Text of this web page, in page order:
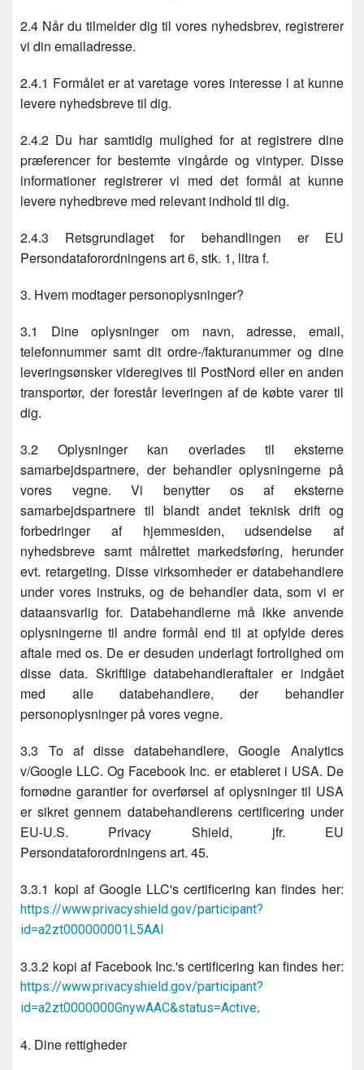
2.4 Når du tilmelder dig til vores nyhedsbrev, registrerer
vi din emailadresse.
2.4.1 Formålet er at varetage vores interesse i at kunne
levere nyhedsbreve til dig.
2.4.2 Du har samtidig mulighed for at registrere dine
præferencer for bestemte vingårde og vintyper. Disse
informationer registrerer vi med det formål at kunne
levere nyhedbreve med relevant indhold til dig.
2.4.3 Retsgrundlaget for behandlingen er EU
Persondataforordningens art 6, stk. 1, litra f.
3. Hvem modtager personoplysninger?
3.1 Dine oplysninger om navn, adresse, email,
telefonnummer samt dit ordre-/fakturanummer og dine
leveringsønsker videregives til PostNord eller en anden
transportør, der forestår leveringen af de købte varer til
dig.
3.2 Oplysninger kan overlades til eksterne
samarbejdspartnere, der behandler oplysningerne på
vores vegne. Vi benytter os af eksterne
samarbejdspartnere til blandt andet teknisk drift og
forbedringer af hjemmesiden, udsendelse af
nyhedsbreve samt målrettet markedsføring, herunder
evt. retargeting. Disse virksomheder er databehandlere
under vores instruks, og de behandler data, som vi er
dataansvarlig for. Databehandlerne må ikke anvende
oplysningerne til andre formål end til at opfylde deres
aftale med os. De er desuden underlagt fortrolighed om
disse data. Skriftlige databehandleraftaler er indgået
med alle databehandlere, der behandler
personoplysninger på vores vegne.
3.3 To af disse databehandlere, Google Analytics
v/Google LLC. Og Facebook Inc. er etableret i USA. De
fornødne garantier for overførsel af oplysninger til USA
er sikret gennem databehandlerens certificering under
EU-U.S. Privacy Shield, jfr. EU
Persondataforordningens art. 45.
3.3.1 kopi af Google LLC's certificering kan findes her:
https://www.privacyshield.gov/participant?
id=a2zt000000001L5AAI
3.3.2 kopi af Facebook Inc.'s certificering kan findes her:
https://www.privacyshield.gov/participant?
id=a2zt0000000GnywAAC&status=Active.
4. Dine rettigheder